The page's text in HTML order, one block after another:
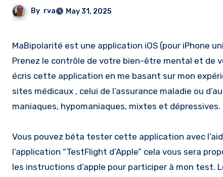
By rva May 31, 2025
MaBipolarité est une application iOS (pour iPhone
Prenez le contrôle de votre bien-être mental et de
écris cette application en me basant sur mon
sites médicaux , celui de l’assurance maladie ou
maniaques, hypomaniaques, mixtes et dépressives.
Vous pouvez béta tester cette application avec
l’application “TestFlight d’Apple” cela vous sera
les instructions d’apple pour participer à mon test.